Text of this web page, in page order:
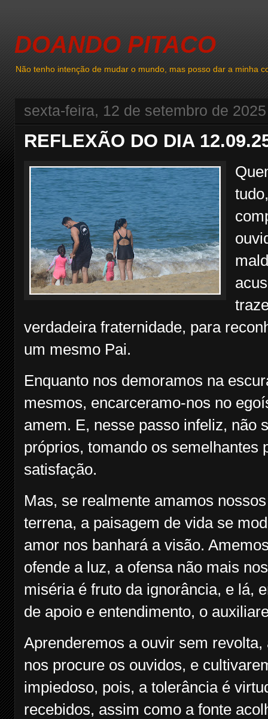
DOANDO PITACO
Não tenho intenção de mudar o mundo, mas posso dar a minha
sexta-feira, 12 de setembro de 2025
REFLEXÃO DO DIA
verdadeira fraternidade, para
um mesmo Pai.
Enquanto nos demoramos na
mesmos, encarceramo-nos no
amem. E, nesse passo infeliz, não
próprios, tomando os semelhantes
satisfação.
Mas, se realmente amamos
terrena, a paisagem de vida se
amor nos banhará a visão.
ofende a luz, a ofensa não mais
miséria é fruto da ignorância, e lá,
de apoio e entendimento, o
Aprenderemos a ouvir sem
nos procure os ouvidos, e
impiedoso, pois, a tolerância é
recebidos, assim como a fonte